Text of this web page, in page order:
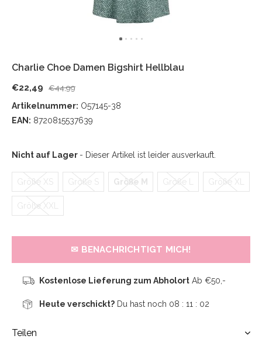
Charlie Choe Damen Bigshirt Hellblau
€22,49 €44,99
Artikelnummer: O57145-38
EAN: 8720815537639
Nicht auf Lager - Dieser Artikel ist leider ausverkauft.
Größe XS Größe S Größe M Größe L Größe XL
Größe XXL
✉ BENACHRICHTIGT MICH!
Kostenlose Lieferung zum AbholortAb €50,-
Heute verschickt?Du hast noch 08 : 11 : 02
Teilen